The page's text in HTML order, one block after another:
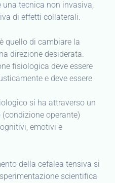
tecnica non invasiva,
di effetti collaterali.
quello di cambiare la
direzione desiderata.
fisiologica deve essere
e deve essere
si ha attraverso un
operante)
emotivi e
della cefalea tensiva si
scientifica